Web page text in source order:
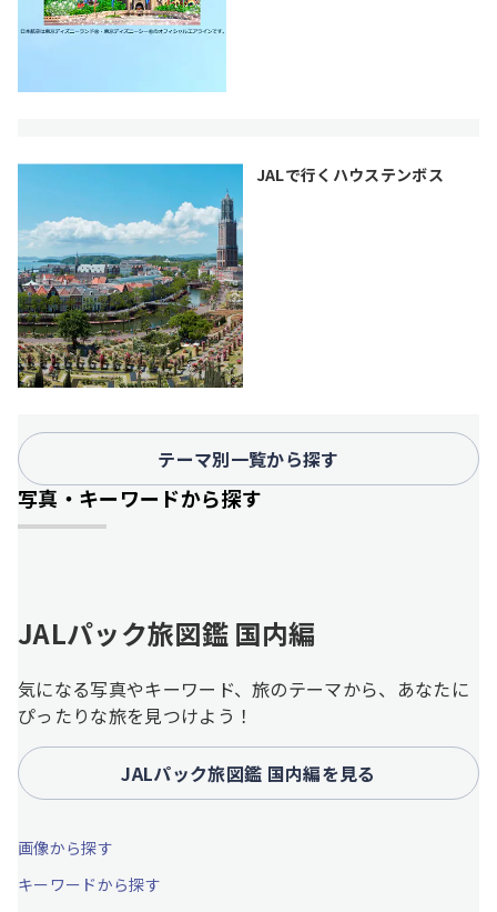
JALで行くハウステンボス
テーマ別一覧から探す
写真・キーワードから探す
JALパック旅図鑑 国内編
気になる写真やキーワード、旅のテーマから、あなたに
ぴったりな旅を見つけよう！
JALパック旅図鑑 国内編を見る
画像から探す
キーワードから探す